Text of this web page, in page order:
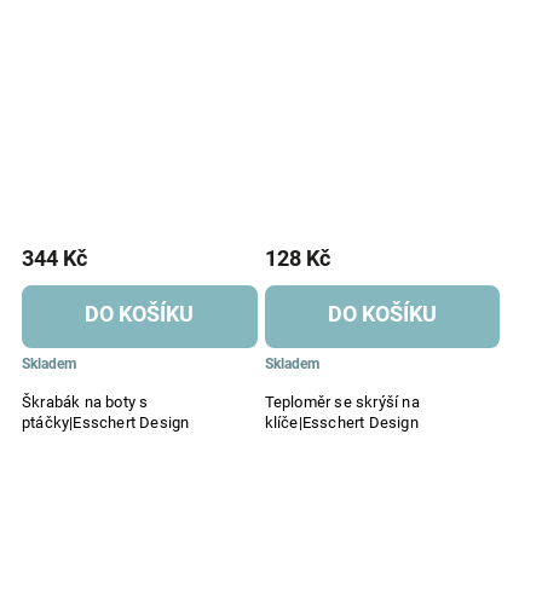
Škrabák na boty s
ptáčky|Esschert Design
Skladem
344 Kč
DO KOŠÍKU
Teploměr se skrýší na
klíče|Esschert Design
Skladem
128 Kč
DO KOŠÍKU